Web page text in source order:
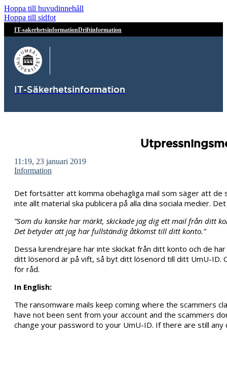
Hoppa till huvudinnehåll
Hoppa till sidfot
IT-sakerhetsinformationDriftinformation
IT-Säkerhetsinformation
11:19, 23 januari 2019
Information
Det fortsätter att komma obehagliga mail som säger att
inte allt material ska publicera på alla dina sociala medier.
”Som du kanske har märkt, skickade jag dig ett mail från ditt
Det betyder att jag har fullständig åtkomst till ditt konto.”
Dessa lurendrejare har inte skickat från ditt konto och de
ditt lösenord är på vift, så byt ditt lösenord till ditt UmU-ID.
för råd.
In English:
The ransomware mails keep coming where the scammers
have not been sent from your account and the scammers
change your password to your UmU-ID. If there are still